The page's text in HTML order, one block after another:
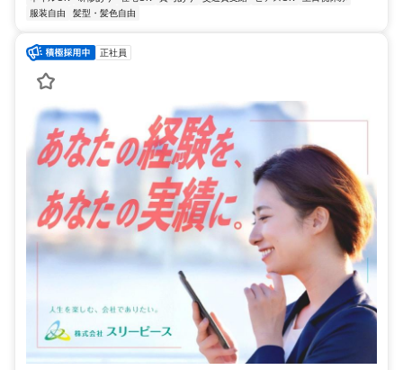
服装自由
髪型・髪色自由
正社員